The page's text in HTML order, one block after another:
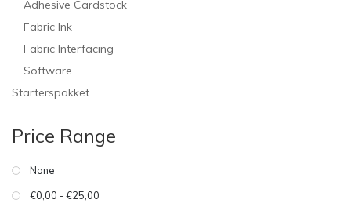
Adhesive Cardstock
Fabric Ink
Fabric Interfacing
Software
Starterspakket
Price Range
None
€0,00 - €25,00